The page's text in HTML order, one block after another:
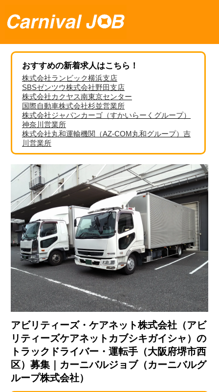
おすすめの新着求人はこちら！
株式会社ランビック横浜支店
SBSゼンツウ株式会社野田支店
株式会社カクヤス南東京センター
国際自動車株式会社杉並営業所
株式会社ジャパンカーゴ（すかいらーくグループ）
神奈川営業所
株式会社丸和運輸機関（AZ-COM丸和グループ）吉
川営業所
アビリティーズ・ケアネット株式会社（アビ
リティーズケアネットカブシキガイシャ）の
トラックドライバー・運転手（大阪府堺市西
区）募集｜カーニバルジョブ（カーニバルグ
ループ株式会社）